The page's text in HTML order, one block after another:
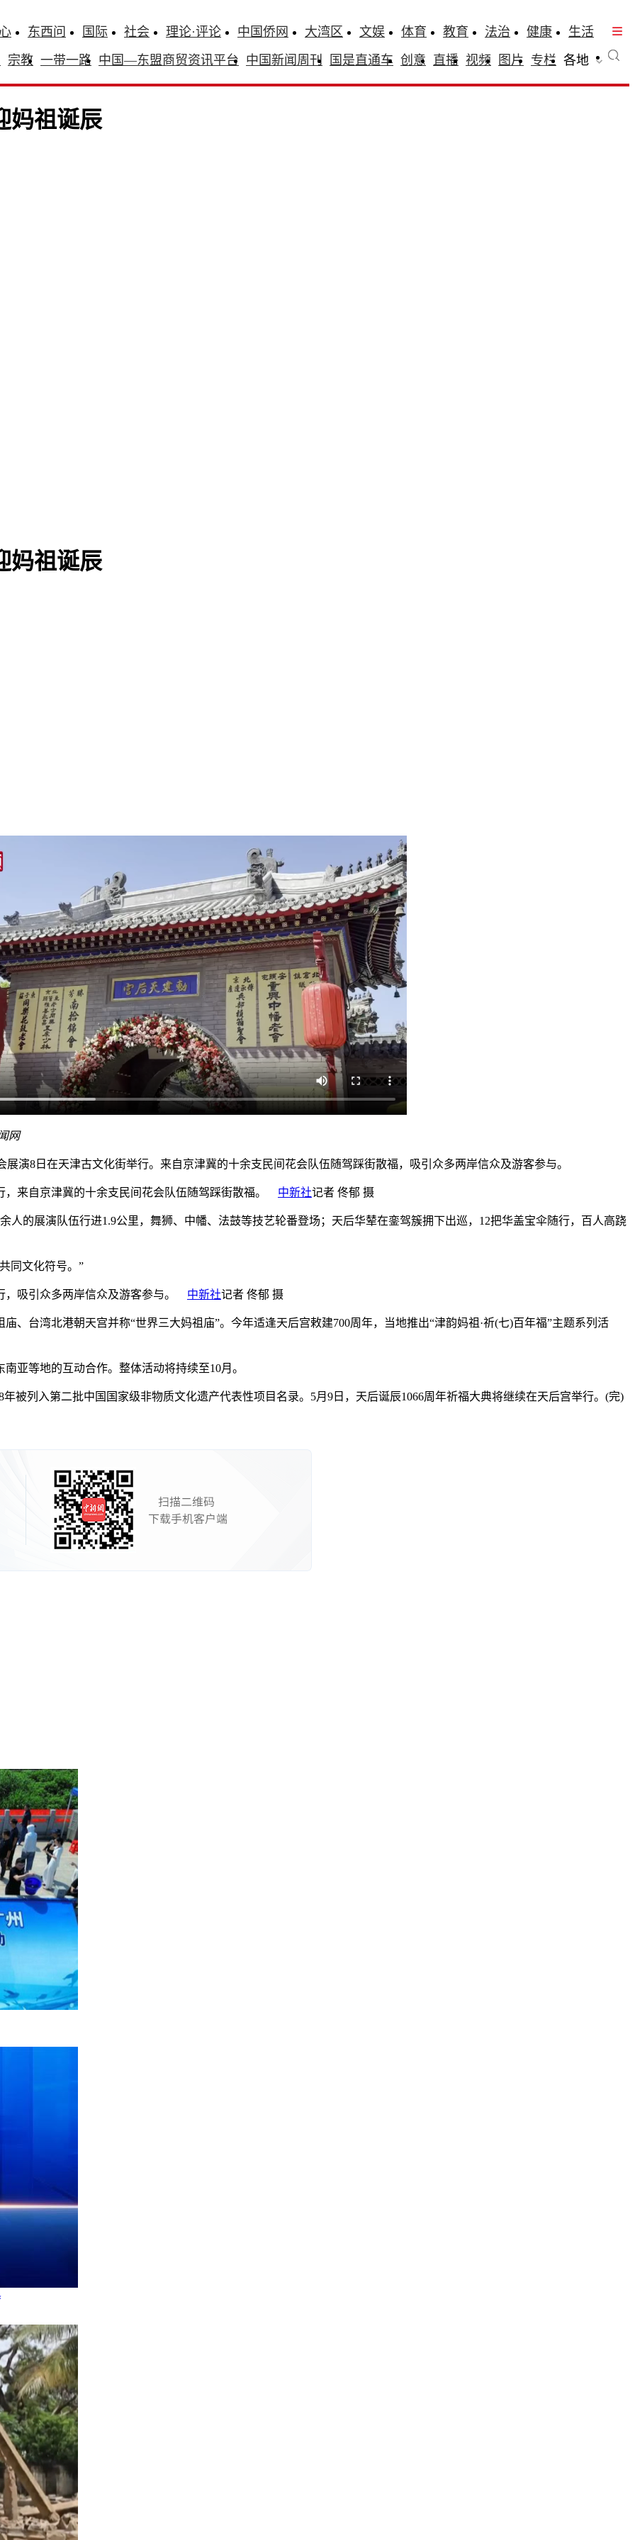
东西问 国际 社会 理论·评论 中国侨网 大湾区 文娱 体育 教育 法治 健康
生活
宗教 一带一路 中国—东盟商贸资讯平台 中国新闻周刊 国是直通车 创意 直播 视频 图片 专栏 各地
妈祖诞辰
妈祖诞辰
网
演8日在天津古文化街举行。来自京津冀的十余支民间花会队伍随驾踩街散福，吸引众多两岸信众及游客参与。
，来自京津冀的十余支民间花会队伍随驾踩街散福。 中新社记者 佟郁 摄
展演队伍行进1.9公里，舞狮、中幡、法鼓等技艺轮番登场；天后华辇在銮驾簇拥下出巡，12把华盖宝伞随行，百人高跷
同文化符号。”
，吸引众多两岸信众及游客参与。 中新社记者 佟郁 摄
台湾北港朝天宫并称“世界三大妈祖庙”。今年适逢天后宫敕建700周年，当地推出“津韵妈祖·祈(七)百年福”主题系列活
等地的互动合作。整体活动将持续至10月。
列入第二批中国国家级非物质文化遗产代表性项目名录。5月9日，天后诞辰1066周年祈福大典将继续在天后宫举行。(完)